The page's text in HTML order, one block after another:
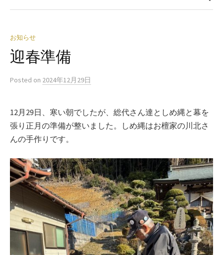
お知らせ
迎春準備
Posted on 2024年12月29日
12月29日、寒い朝でしたが、総代さん達としめ縄と幕を
張り正月の準備が整いました。しめ縄はお檀家の川北さ
んの手作りです。